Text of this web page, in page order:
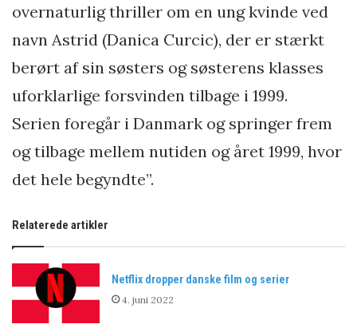
overnaturlig thriller om en ung kvinde ved
navn Astrid (Danica Curcic), der er stærkt
berørt af sin søsters og søsterens klasses
uforklarlige forsvinden tilbage i 1999.
Serien foregår i Danmark og springer frem
og tilbage mellem nutiden og året 1999, hvor
det hele begyndte”.
Relaterede artikler
Netflix dropper danske film og serier
4. juni 2022